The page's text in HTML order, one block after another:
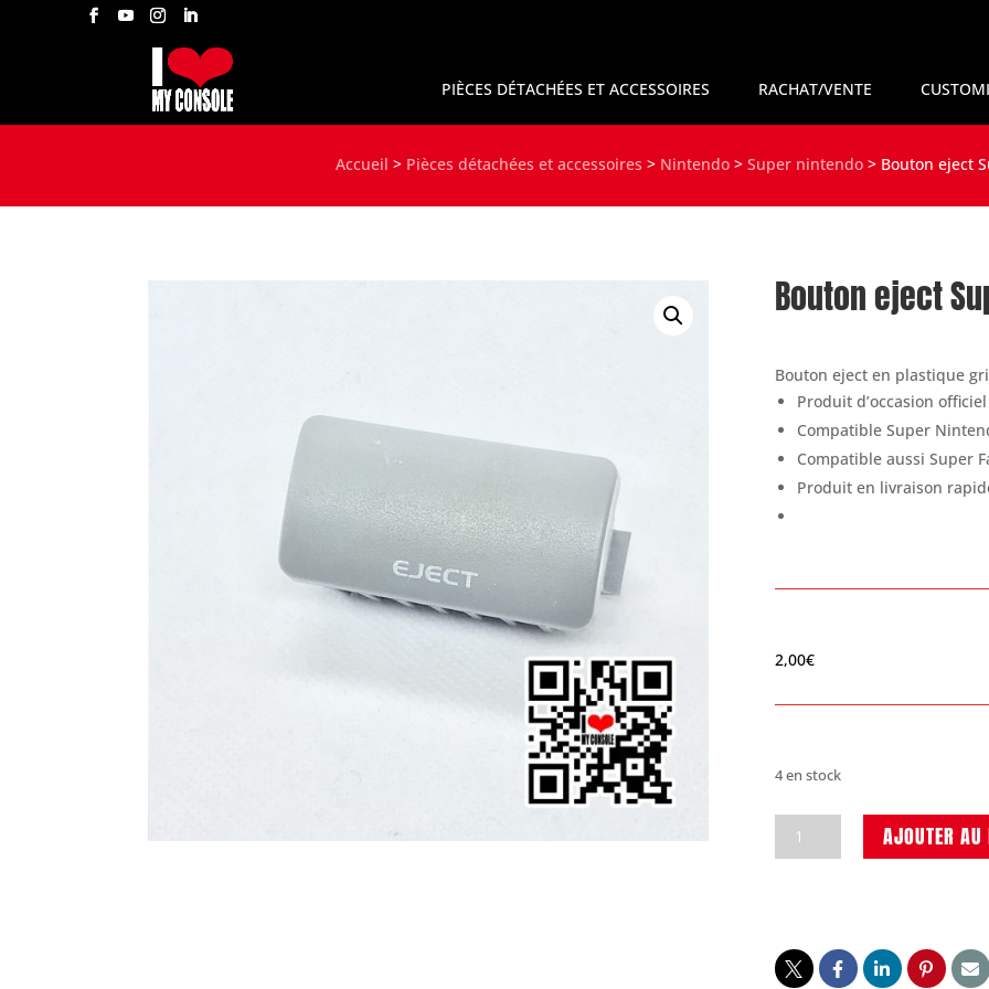
PIÈCES DÉTACHÉES ET ACCESSOIRES RACHAT/VENTE
Accueil > Pièces détachées et accessoires > Nintendo> Super nintendo> Bouton eject
Bouton eject
Bouton eject en plastique
Produit d’occasion
Compatible Super
Compatible aussi Super
Produit en livraison
2,00€
4 en stock
quantité
Nintendo
officiel
AJOUTER AU